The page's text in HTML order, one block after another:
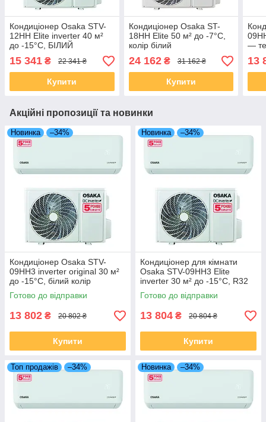
Кондиціонер Osaka STV-
12HH Elite inverter 40 м²
до -15°C, БІЛИЙ
15 341 ₴ 22 341 ₴
Купити
Кондиціонер Osaka ST-
18HH Elite 50 м² до -7°C,
колір білий
24 162₴ 31 162 ₴
Купити
—
13
Акційні пропозиції та новинки
Новинка –34%
Кондиціонер Osaka STV-
09HH3 inverter original 30 м²
до -15°C, білий колір
Готово до відправки
13 802 ₴ 20 802 ₴
Купити
Новинка –34%
Кондиціонер для кімнати
Osaka STV-09HH3 Elite
inverter 30 м² до -15°C, R32
Готово до відправки
13 804 ₴ 20 804 ₴
Купити
Топ продажів –34% Новинка –34%